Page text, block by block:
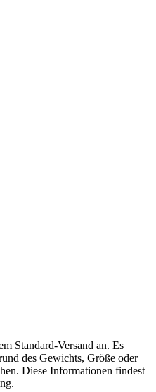
Standard-Versand an. Es
des Gewichts, Größe oder
Diese Informationen findest